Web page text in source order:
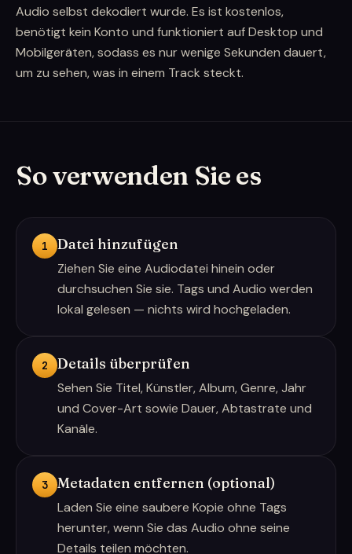
Audio selbst dekodiert wurde. Es ist kostenlos,
benötigt kein Konto und funktioniert auf Desktop und
Mobilgeräten, sodass es nur wenige Sekunden dauert,
um zu sehen, was in einem Track steckt.
So verwenden Sie es
1 Datei hinzufügen
Ziehen Sie eine Audiodatei hinein oder
durchsuchen Sie sie. Tags und Audio werden
lokal gelesen — nichts wird hochgeladen.
2 Details überprüfen
Sehen Sie Titel, Künstler, Album, Genre, Jahr
und Cover-Art sowie Dauer, Abtastrate und
Kanäle.
3 Metadaten entfernen (optional)
Laden Sie eine saubere Kopie ohne Tags
herunter, wenn Sie das Audio ohne seine
Details teilen möchten.